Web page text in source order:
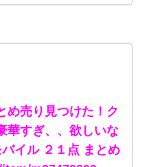
め売り見つけた！ク
華すぎ、、欲しいな
イル ２１点 まとめ